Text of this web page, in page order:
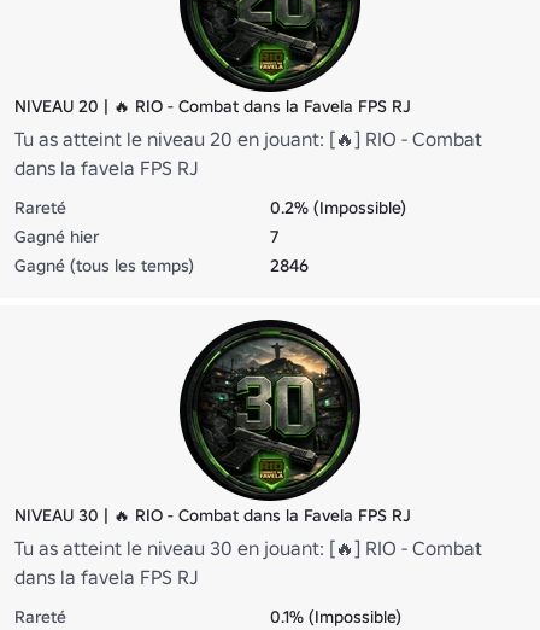
NIVEAU 20 | 🔥 RIO - Combat dans la Favela FPS RJ
Tu as atteint le niveau 20 en jouant: [🔥] RIO - Combat
dans la favela FPS RJ
Rareté
0.2% (Impossible)
Gagné hier
7
Gagné (tous les temps)
2846
NIVEAU 30 | 🔥 RIO - Combat dans la Favela FPS RJ
Tu as atteint le niveau 30 en jouant: [🔥] RIO - Combat
dans la favela FPS RJ
Rareté
0.1% (Impossible)